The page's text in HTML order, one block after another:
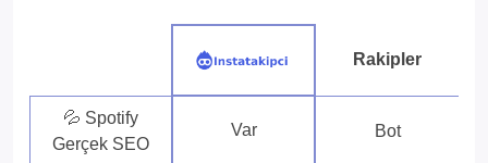
Rakipler
💦 Spotify
Gerçek SEO
Var Bot